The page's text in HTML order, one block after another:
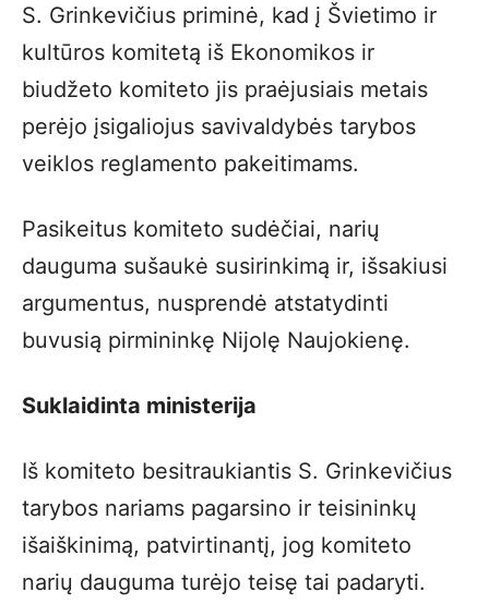
S. Grinkevičius priminė, kad į Švietimo ir
kultūros komitetą iš Ekonomikos ir
biudžeto komiteto jis praėjusiais metais
perėjo įsigaliojus savivaldybės tarybos
veiklos reglamento pakeitimams.
Pasikeitus komiteto sudėčiai, narių
dauguma sušaukė susirinkimą ir, išsakiusi
argumentus, nusprendė atstatydinti
buvusią pirmininkę Nijolę Naujokienę.
Suklaidinta ministerija
Iš komiteto besitraukiantis S. Grinkevičius
tarybos nariams pagarsino ir teisininkų
išaiškinimą, patvirtinantį, jog komiteto
narių dauguma turėjo teisę tai padaryti.